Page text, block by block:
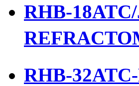
RHB-
RHB-